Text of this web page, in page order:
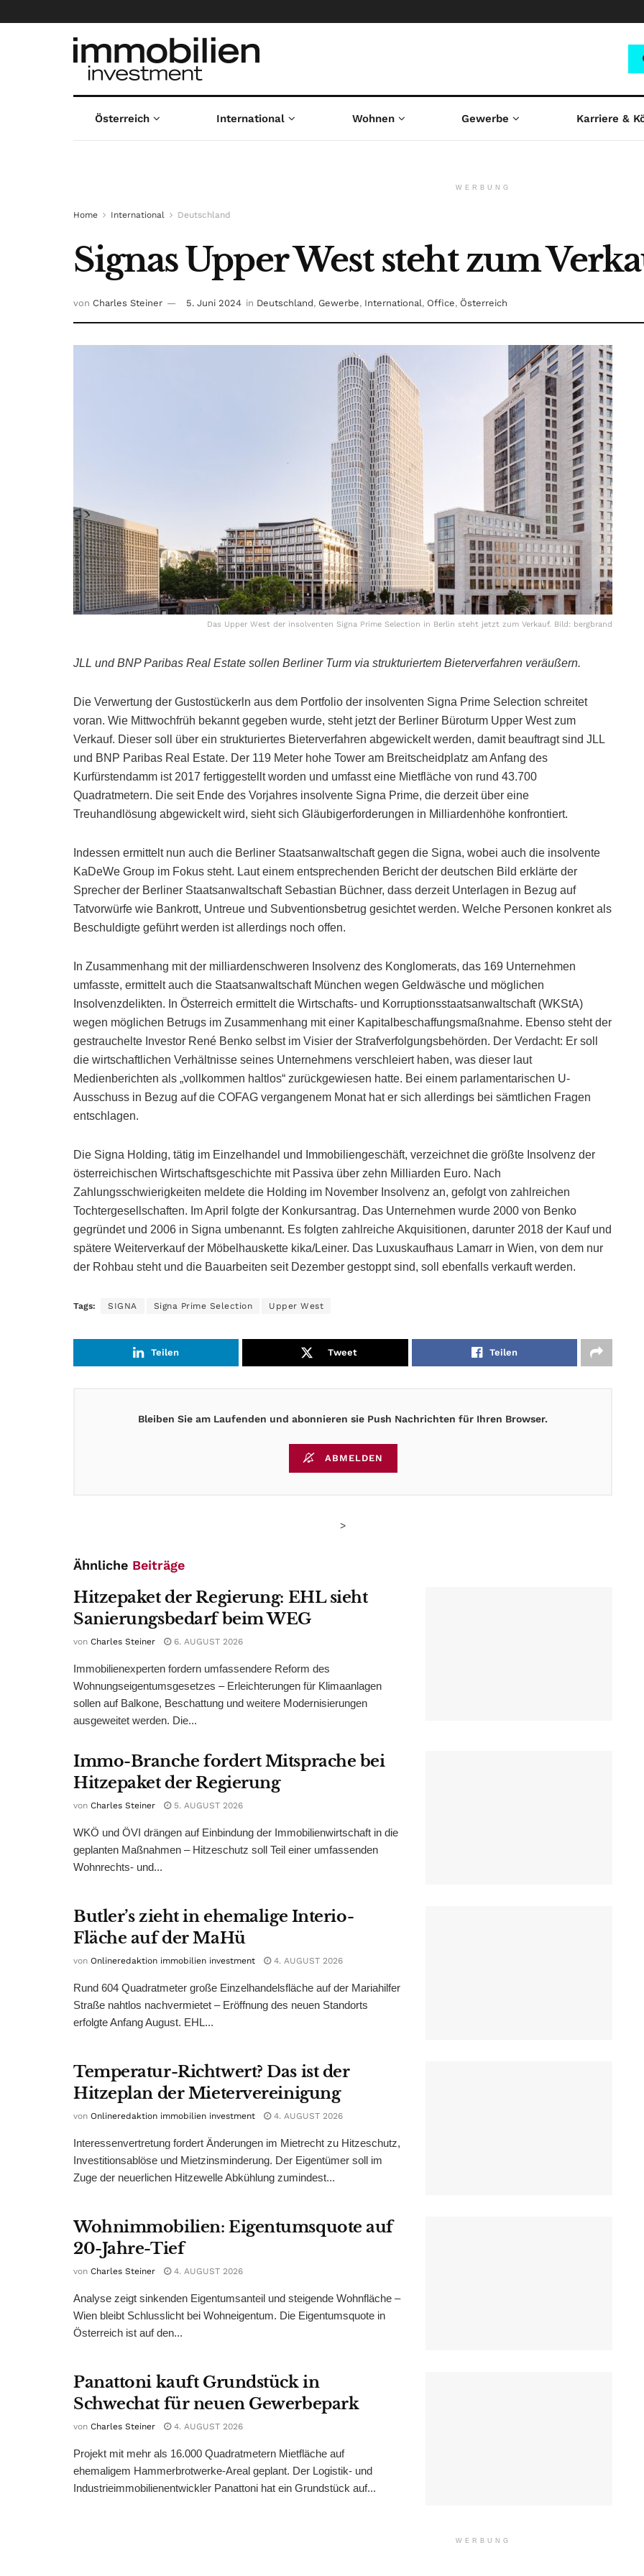
Österreich International Wohnen Gewerbe Karriere &
WERBUNG
Home International Deutschland
Signas Upper West steht zum
von Charles Steiner 5. Juni 2024 in Deutschland, Gewerbe, International, Office, Österreich
Das Upper West der insolventen Signa Prime Selection in Berlin steht jetzt zum Verkauf. Bild: bergbrand
JLL und BNP Paribas Real Estate sollen Berliner Turm via strukturiertem Bieterverfahren veräußern.
Die Verwertung der Gustostückerln aus dem Portfolio der insolventen Signa Prime Selection schreitet
voran. Wie Mittwochfrüh bekannt gegeben wurde, steht jetzt der Berliner Büroturm Upper West zum
Verkauf. Dieser soll über ein strukturiertes Bieterverfahren abgewickelt werden, damit beauftragt sind JLL
und BNP Paribas Real Estate. Der 119 Meter hohe Tower am Breitscheidplatz am Anfang des
Kurfürstendamm ist 2017 fertiggestellt worden und umfasst eine Mietfläche von rund 43.700
Quadratmetern. Die seit Ende des Vorjahres insolvente Signa Prime, die derzeit über eine
Treuhandlösung abgewickelt wird, sieht sich Gläubigerforderungen in Milliardenhöhe konfrontiert.
Indessen ermittelt nun auch die Berliner Staatsanwaltschaft gegen die Signa, wobei auch die insolvente
KaDeWe Group im Fokus steht. Laut einem entsprechenden Bericht der deutschen Bild erklärte der
Sprecher der Berliner Staatsanwaltschaft Sebastian Büchner, dass derzeit Unterlagen in Bezug auf
Tatvorwürfe wie Bankrott, Untreue und Subventionsbetrug gesichtet werden. Welche Personen konkret als
Beschuldigte geführt werden ist allerdings noch offen.
In Zusammenhang mit der milliardenschweren Insolvenz des Konglomerats, das 169 Unternehmen
umfasste, ermittelt auch die Staatsanwaltschaft München wegen Geldwäsche und möglichen
Insolvenzdelikten. In Österreich ermittelt die Wirtschafts- und Korruptionsstaatsanwaltschaft (WKStA)
wegen möglichen Betrugs im Zusammenhang mit einer Kapitalbeschaffungsmaßnahme. Ebenso steht der
gestrauchelte Investor René Benko selbst im Visier der Strafverfolgungsbehörden. Der Verdacht: Er soll
die wirtschaftlichen Verhältnisse seines Unternehmens verschleiert haben, was dieser laut
Medienberichten als „vollkommen haltlos“ zurückgewiesen hatte. Bei einem parlamentarischen U-
Ausschuss in Bezug auf die COFAG vergangenem Monat hat er sich allerdings bei sämtlichen Fragen
entschlagen.
Die Signa Holding, tätig im Einzelhandel und Immobiliengeschäft, verzeichnet die größte Insolvenz der
österreichischen Wirtschaftsgeschichte mit Passiva über zehn Milliarden Euro. Nach
Zahlungsschwierigkeiten meldete die Holding im November Insolvenz an, gefolgt von zahlreichen
Tochtergesellschaften. Im April folgte der Konkursantrag. Das Unternehmen wurde 2000 von Benko
gegründet und 2006 in Signa umbenannt. Es folgten zahlreiche Akquisitionen, darunter 2018 der Kauf und
spätere Weiterverkauf der Möbelhauskette kika/Leiner. Das Luxuskaufhaus Lamarr in Wien, von dem nur
der Rohbau steht und die Bauarbeiten seit Dezember gestoppt sind, soll ebenfalls verkauft werden.
Tags: SIGNA Signa Prime Selection Upper West
Teilen Tweet Teilen
Bleiben Sie am Laufenden und abonnieren sie Push Nachrichten für Ihren Browser.
ABMELDEN
>
Ähnliche Beiträge
Hitzepaket der Regierung: EHL sieht
Sanierungsbedarf beim WEG
von Charles Steiner 6. AUGUST 2026
Immobilienexperten fordern umfassendere Reform des
Wohnungseigentumsgesetzes – Erleichterungen für Klimaanlagen
sollen auf Balkone, Beschattung und weitere Modernisierungen
ausgeweitet werden. Die...
Immo-Branche fordert Mitsprache bei
Hitzepaket der Regierung
von Charles Steiner 5. AUGUST 2026
WKÖ und ÖVI drängen auf Einbindung der Immobilienwirtschaft in die
geplanten Maßnahmen – Hitzeschutz soll Teil einer umfassenden
Wohnrechts- und...
Butler’s zieht in ehemalige Interio-
Fläche auf der MaHü
von Onlineredaktion immobilien investment 4. AUGUST 2026
Rund 604 Quadratmeter große Einzelhandelsfläche auf der Mariahilfer
Straße nahtlos nachvermietet – Eröffnung des neuen Standorts
erfolgte Anfang August. EHL...
Temperatur-Richtwert? Das ist der
Hitzeplan der Mietervereinigung
von Onlineredaktion immobilien investment 4. AUGUST 2026
Interessenvertretung fordert Änderungen im Mietrecht zu Hitzeschutz,
Investitionsablöse und Mietzinsminderung. Der Eigentümer soll im
Zuge der neuerlichen Hitzewelle Abkühlung zumindest...
Wohnimmobilien: Eigentumsquote auf
20-Jahre-Tief
von Charles Steiner 4. AUGUST 2026
Analyse zeigt sinkenden Eigentumsanteil und steigende Wohnfläche –
Wien bleibt Schlusslicht bei Wohneigentum. Die Eigentumsquote in
Österreich ist auf den...
Panattoni kauft Grundstück in
Schwechat für neuen Gewerbepark
von Charles Steiner 4. AUGUST 2026
Projekt mit mehr als 16.000 Quadratmetern Mietfläche auf
ehemaligem Hammerbrotwerke-Areal geplant. Der Logistik- und
Industrieimmobilienentwickler Panattoni hat ein Grundstück auf...
WERBUNG